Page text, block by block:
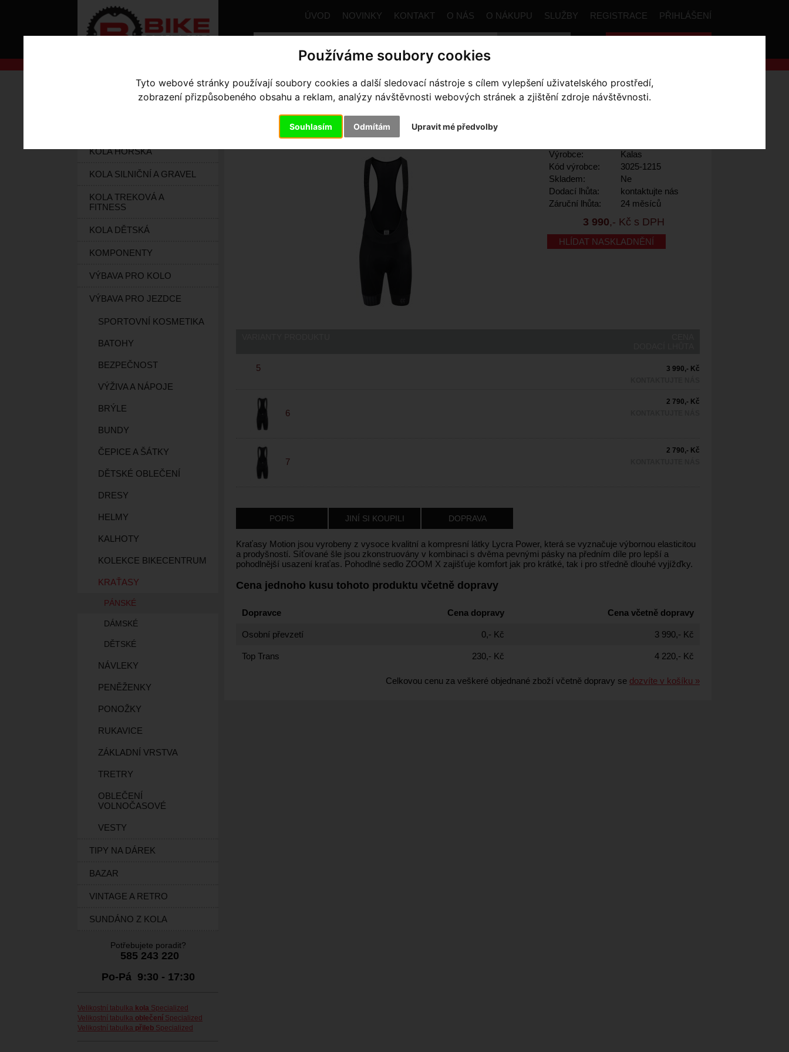
Používáme soubory cookies
Tyto webové stránky používají soubory cookies a další sledovací nástroje s cílem vylepšení uživatelského prostředí,
zobrazení přizpůsobeného obsahu a reklam, analýzy návštěvnosti webových stránek a zjištění zdroje návštěvnosti.
Souhlasím Odmítám Upravit mé předvolby
ÚVOD NOVINKY KONTAKT O NÁS O NÁKUPU SLUŽBY REGISTRACE PŘIHLÁŠENÍ
KOLA HORSKÁ
KOLA SILNIČNÍ A GRAVEL
KOLA TREKOVÁ A
FITNESS
KOLA DĚTSKÁ
KOMPONENTY
VÝBAVA PRO KOLO
VÝBAVA PRO JEZDCE
SPORTOVNÍ KOSMETIKA
BATOHY
BEZPEČNOST
VÝŽIVA A NÁPOJE
BRÝLE
BUNDY
ČEPICE A ŠÁTKY
DĚTSKÉ OBLEČENÍ
DRESY
HELMY
KALHOTY
KOLEKCE BIKECENTRUM
KRAŤASY
PÁNSKÉ
DÁMSKÉ
DĚTSKÉ
NÁVLEKY
PENĚŽENKY
PONOŽKY
RUKAVICE
ZÁKLADNÍ VRSTVA
TRETRY
OBLEČENÍ
VOLNOČASOVÉ
VESTY
TIPY NA DÁREK
BAZAR
VINTAGE A RETRO
SUNDÁNO Z KOLA
Potřebujete poradit?
585 243 220
Po-Pá 9:30 - 17:30
Velikostní tabulka kola Specialized
Velikostní tabulka oblečení Specialized
Velikostní tabulka přileb Specialized
Úvodní strana Výbava pro jezdce Kraťasy Pánské kraťasy Kalas MOTION Z2
KRAŤASY KALAS MOTION Z2- 5
Výrobce:
Kalas
Kód výrobce:
3025-1215
Skladem:
Ne
Dodací lhůta:
kontaktujte nás
Záruční lhůta:
24 měsíců
3 990,- Kč s DPH
HLÍDAT NASKLADNĚNÍ
5
3 990,- Kč
6
2 790,- Kč
7
2 790,- Kč
POPIS JINÍ SI KOUPILI DOPRAVA
Kraťasy Motion jsou vyrobeny z vysoce kvalitní a kompresní látky Lycra Power, která se vyznačuje výbornou elasticitou
a prodyšností. Síťované šle jsou zkonstruovány v kombinaci s dvěma pevnými pásky na předním díle pro lepší a
pohodlnější usazení kraťas. Pohodlné sedlo ZOOM X zajišťuje komfort jak pro krátké, tak i pro středně dlouhé vyjížďky.
Cena jednoho kusu tohoto produktu včetně dopravy
Dopravce Cena dopravy Cena včetně dopravy
Osobní převzetí 0,- Kč 3 990,- Kč
Top Trans 230,- Kč 4 220,- Kč
Celkovou cenu za veškeré objednané zboží včetně dopravy se dozvíte v košíku »